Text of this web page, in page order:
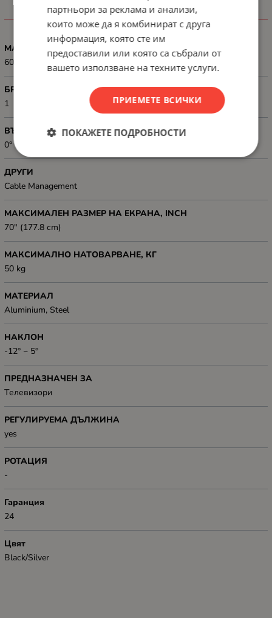
ХАРАКТЕРИСТИКИ
MAX VESA РАЗМЕР, MM
600x400
БРОЙ ДИСПЛЕИ
1
ВЪРТЕНЕ
0° ~ 90°
ДРУГИ
Cable Management
МАКСИМАЛЕН РАЗМЕР НА ЕКРАНА, INCH
70" (177.8 cm)
МАКСИМАЛНО НАТОВАРВАНЕ, КГ
50 kg
МАТЕРИАЛ
Aluminium, Steel
НАКЛОН
-12° ~ 5°
ПРЕДНАЗНАЧЕН ЗА
Телевизори
РЕГУЛИРУЕМА ДЪЛЖИНА
yes
РОТАЦИЯ
-
Гаранция
24
Цвят
Black/Silver
партньори за реклама и анализи,
които може да я комбинират с друга
информация, която сте им
предоставили или която са събрали от
вашето използване на техните услуги.
ПРИЕМЕТЕ ВСИЧКИ
ПОКАЖЕТЕ ПОДРОБНОСТИ